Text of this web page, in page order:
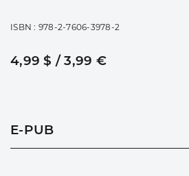
ISBN : 978-2-7606-3978-2
4,99 $ / 3,99 €
E-PUB